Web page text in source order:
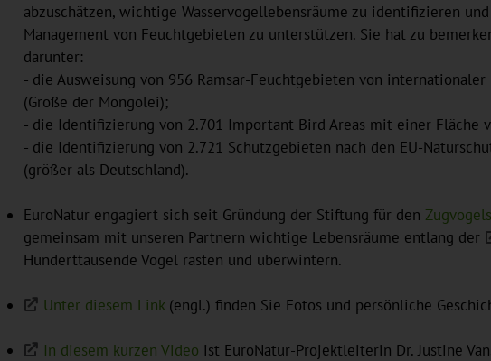
abzuschätzen, wichtige Wasservogellebensräume zu identifizieren
Management von Feuchtgebieten zu unterstützen. Sie hat zu
darunter:
- die Ausweisung von 956 Ramsar-Feuchtgebieten von
(Größe der Mongolei);
- die Identifizierung von 2.701 Important Bird Areas mit einer Fläche
- die Identifizierung von 2.721 Schutzgebieten nach den EU-
(größer als Deutschland).
EuroNatur engagiert sich seit Gründung der Stiftung für den
gemeinsam mit unseren Partnern wichtige Lebensräume entlang der
Hunderttausende Vögel rasten und überwintern.
Unter diesem Link(engl.) finden Sie Fotos und persönliche
In diesem kurzen Video ist EuroNatur-Projektleiterin Dr. Justine